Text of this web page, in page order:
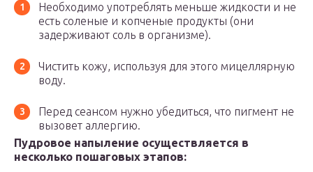
Необходимо употреблять меньше жидкости и не
есть соленые и копченые продукты (они
задерживают соль в организме).
Чистить кожу, используя для этого мицеллярную
воду.
Перед сеансом нужно убедиться, что пигмент не
вызовет аллергию.
Пудровое напыление осуществляется в
несколько пошаговых этапов: